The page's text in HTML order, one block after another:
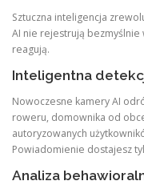
Sztuczna inteligencja
AI nie rejestrują bezmyślnie
reagują.
Inteligentna
Nowoczesne kamery AI
roweru, domownika od
autoryzowanych
Powiadomienie dostajesz
Analiza